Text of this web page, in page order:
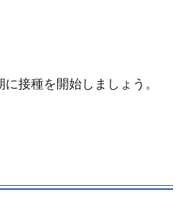
接種を開始しましょう。